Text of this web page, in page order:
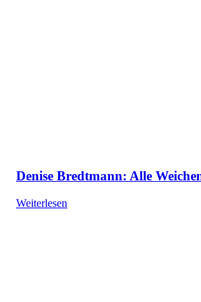
Denise Bredtmann: Alle
Weiterlesen